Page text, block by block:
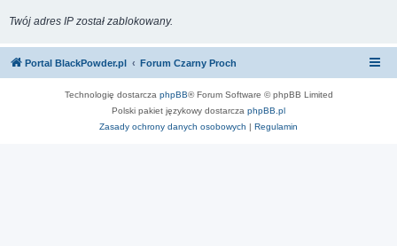
Twój adres IP został zablokowany.
Portal BlackPowder.pl Forum Czarny Proch
Technologię dostarcza phpBB® Forum Software © phpBB Limited
Polski pakiet językowy dostarcza phpBB.pl
Zasady ochrony danych osobowych | Regulamin